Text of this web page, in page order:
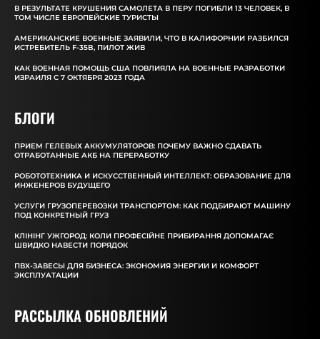
В РЕЗУЛЬТАТЕ КРУШЕНИЯ САМОЛЕТА В ПЕРУ ПОГИБЛИ 13 ЧЕЛОВЕК, В
ТОМ ЧИСЛЕ ЕВРОПЕЙСКИЕ ТУРИСТЫ
АМЕРИКАНСКИЕ ВОЕННЫЕ ЗАЯВИЛИ, ЧТО В КАЛИФОРНИИ РАЗБИЛСЯ
ИСТРЕБИТЕЛЬ F-35B, ПИЛОТ ЖИВ
КАК ВОЕННАЯ ПОМОЩЬ США ПОВЛИЯЛА НА ВОЕННЫЕ РАЗРАБОТКИ
ИЗРАИЛЯ С 7 ОКТЯБРЯ 2023 ГОДА
БЛОГИ
ПРИЕМ ГЕЛЕВЫХ АККУМУЛЯТОРОВ: ПОЧЕМУ ВАЖНО СДАВАТЬ
ОТРАБОТАННЫЕ АКБ НА ПЕРЕРАБОТКУ
РОБОТОТЕХНИКА И ИСКУССТВЕННЫЙ ИНТЕЛЛЕКТ: ОБРАЗОВАНИЕ ДЛЯ
ИНЖЕНЕРОВ БУДУЩЕГО
УСЛУГИ ГРУЗОПЕРЕВОЗКИ ТРАНСПОРТОМ: КАК ПОДБИРАЮТ МАШИНУ
ПОД КОНКРЕТНЫЙ ГРУЗ
КЛІНІНГ УЖГОРОД: КОЛИ ПРОФЕСІЙНЕ ПРИБИРАННЯ ДОПОМАГАЄ
ШВИДКО НАВЕСТИ ПОРЯДОК
ПВХ-ЗАВЕСЫ ДЛЯ БИЗНЕСА: ЭКОНОМИЯ ЭНЕРГИИ И КОМФОРТ
ЭКСПЛУАТАЦИИ
РАССЫЛКА ОБНОВЛЕНИЙ